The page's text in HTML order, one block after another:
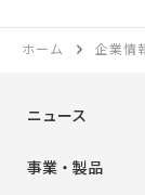
ホーム 企業情
ニュース
事業・製品